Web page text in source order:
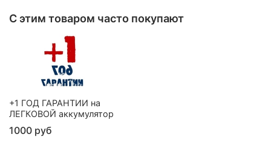
С этим товаром часто покупают
+1 ГОД ГАРАНТИИ на
ЛЕГКОВОЙ аккумулятор
1000 руб